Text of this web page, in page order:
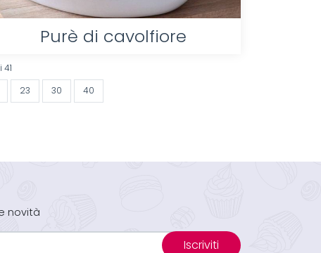
Purè di cavolfiore
41
23 30 40
novità
Iscriviti